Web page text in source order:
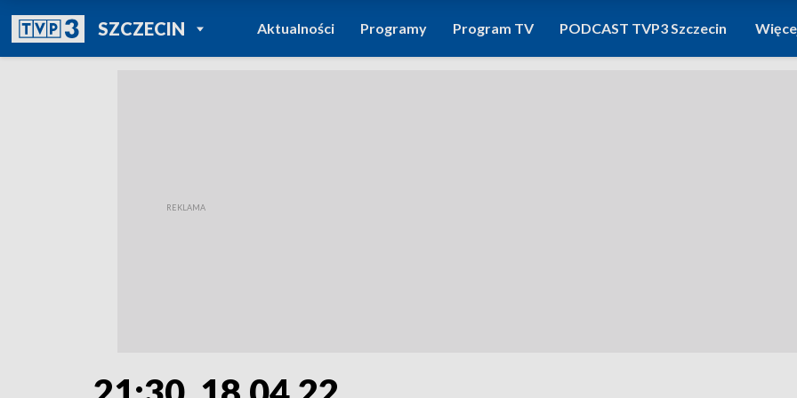
SZCZECINPOWRÓT DO
TVP REGIONY
Aktualności Programy Program TV PODCAST TVP3 Szczecin